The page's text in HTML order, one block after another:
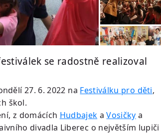
se radostně realizoval
27. 6. 2022 na Festiválku pro děti,
škol.
z domácích Hudbajek aVosičky a
divadla Liberec o největším lupiči